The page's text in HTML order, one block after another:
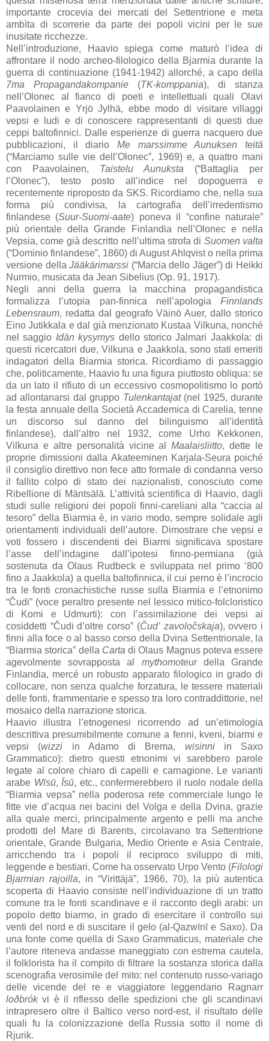
importante crocevia dei mercati del Settentrione e meta
ambìta di scorrerie da parte dei popoli vicini per le sue
inusitate ricchezze.
Nell’introduzione, Haavio spiega come maturò l’idea di
affrontare il nodo archeo-filologico della Bjarmia durante la
guerra di continuazione (1941-1942) allorché, a capo della
7ma Propagandakompanie (TK-komppania), di stanza
nell’Olonec al fianco di poeti e intellettuali quali Olavi
Paavolainen e Yrjö Jylhä, ebbe modo di visitare villaggi
vepsi e ludi e di conoscere rappresentanti di questi due
ceppi baltofinnici. Dalle esperienze di guerra nacquero due
pubblicazioni, il diario Me marssimme Aunuksen teitä
(“Marciamo sulle vie dell’Olonec”, 1969) e, a quattro mani
con Paavolainen, Taistelu Aunuksta (“Battaglia per
l’Olonec”), testo posto all’indice nel dopoguerra e
recentemente riproposto da SKS. Ricordiamo che, nella sua
forma più condivisa, la cartografia dell’irredentismo
finlandese (Suur-Suomi-aate) poneva il “confine naturale”
più orientale della Grande Finlandia nell’Olonec e nella
Vepsia, come già descritto nell’ultima strofa di Suomen valta
(“Dominio finlandese”, 1860) di August Ahlqvist o nella prima
versione dellaJääkärimarssi (“Marcia dello Jäger”) di Heikki
Nurmio, musicata da Jean Sibelius (Op. 91, 1917).
Negli anni della guerra la macchina propagandistica
formalizza l’utopia pan-finnica nell’apologia Finnlands
Lebensraum, redatta dal geografo Väinö Auer, dallo storico
Eino Jutikkala e dal già menzionato Kustaa Vilkuna, nonché
nel saggio Idän kysymys dello storico Jalmari Jaakkola: di
questi ricercatori due, Vilkuna e Jaakkola, sono stati emeriti
indagatori della Biarmia storica. Ricordiamo di passaggio
che, politicamente, Haavio fu una figura piuttosto obliqua: se
da un lato il rifiuto di un eccessivo cosmopolitismo lo portò
ad allontanarsi dal gruppo Tulenkantajat(nel 1925, durante
la festa annuale della Società Accademica di Carelia, tenne
un discorso sul danno del bilinguismo all’identità
finlandese), dall’altro nel 1932, come Urho Kekkonen,
Vilkuna e altre personalità vicine alMaalaisliitto, dette le
proprie dimissioni dalla Akateeminen Karjala-Seura poiché
il consiglio direttivo non fece atto formale di condanna verso
il fallito colpo di stato dei nazionalisti, conosciuto come
Ribellione di Mäntsälä. L’attività scientifica di Haavio, dagli
studi sulle religioni dei popoli finni-careliani alla “caccia al
tesoro” della Biarmia è, in vario modo, sempre solidale agli
orientamenti individuali dell’autore. Dimostrare che vepsi e
voti fossero i discendenti dei Biarmi significava spostare
l’asse dell’indagine dall’ipotesi finno-permiana (già
sostenuta da Olaus Rudbeck e sviluppata nel primo ‘800
fino a Jaakkola) a quella baltofinnica, il cui perno è l’incrocio
tra le fonti cronachistiche russe sulla Biarmia e l’etnonimo
“Čudi” (voce peraltro presente nel lessico mitico-folcloristico
di Komi e Udmurti): con l’assimilazione dei vepsi ai
cosiddetti “Čudi d’oltre corso” (Čud’ zavoločskaja), ovvero i
finni alla foce o al basso corso della Dvina Settentrionale, la
“Biarmia storica” della Carta di Olaus Magnus poteva essere
agevolmente sovrapposta al mythomoteurdella Grande
Finlandia, mercé un robusto apparato filologico in grado di
collocare, non senza qualche forzatura, le tessere materiali
delle fonti, frammentarie e spesso tra loro contraddittorie, nel
mosaico della narrazione storica.
Haavio illustra l’etnogenesi ricorrendo ad un’etimologia
descrittiva presumibilmente comune a fenni, kveni, biarmi e
vepsi (wizzi in Adamo di Brema, wisinni in Saxo
Grammatico): dietro questi etnonimi vi sarebbero parole
legate al colore chiaro di capelli e carnagione. Le varianti
arabe Wīsū, Īsū, etc., confermerebbero il ruolo nodale della
“Biarmia vepsa” nella poderosa rete commerciale lungo le
fitte vie d’acqua nei bacini del Volga e della Dvina, grazie
alla quale merci, principalmente argento e pelli ma anche
prodotti del Mare di Barents, circolavano tra Settentrione
orientale, Grande Bulgaria, Medio Oriente e Asia Centrale,
arricchendo tra i popoli il reciproco sviluppo di miti,
leggende e bestiari. Come ha osservato Urpo Vento (Filologi
Bjarmian rajoilla, in “Virittäjä”, 1966, 70), la più autentica
scoperta di Haavio consiste nell’individuazione di un tratto
comune tra le fonti scandinave e il racconto degli arabi: un
popolo detto biarmo, in grado di esercitare il controllo sui
venti del nord e di suscitare il gelo (al-Qazwīnī e Saxo). Da
una fonte come quella di Saxo Grammaticus, materiale che
l’autore riteneva andasse maneggiato con estrema cautela,
il folklorista ha il compito di filtrare la sostanza storica dalla
scenografia verosimile del mito: nel contenuto russo-variago
delle vicende del re e viaggiatore leggendario Ragnarr
loðbrókvi è il riflesso delle spedizioni che gli scandinavi
intrapresero oltre il Baltico verso nord-est, il risultato delle
quali fu la colonizzazione della Russia sotto il nome di
Rjurik.